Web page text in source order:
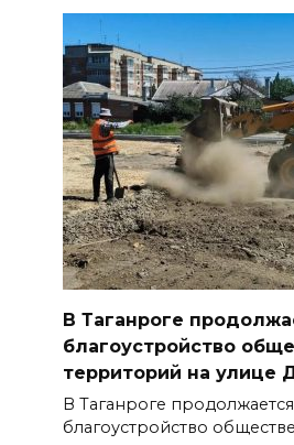
В Таганроге
благоустройство
территорий на улице
В Таганроге продолжается
благоустройство